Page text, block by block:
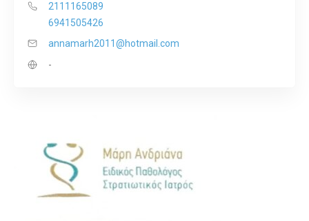
2111165089
6941505426
annamarh2011@hotmail.com
-